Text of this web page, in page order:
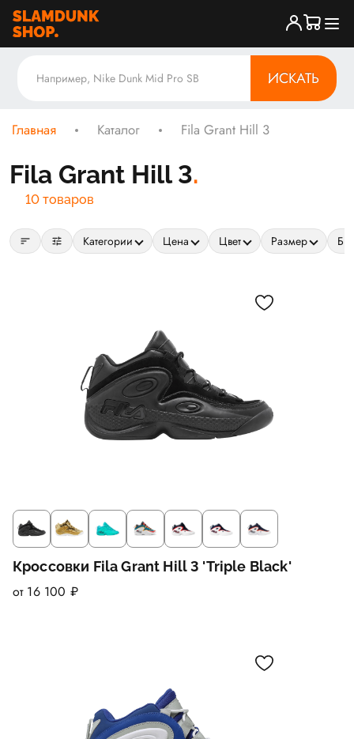
ИСКАТЬ
Главная Каталог Fila Grant Hill 3
Fila Grant Hill 3
10 товаров
sort tune Категории Цена Цвет Размер
Кроссовки Fila Grant Hill 3 'Triple Black'
от 16 100 ₽